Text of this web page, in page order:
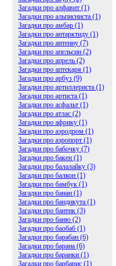
Загадки про алфавит (1)
Загадки про альписниста (1)
Загадки про амбар (1)
Загадки про антарктиду (1)
Загадки про антенну (7)
Загадки про апельсин (2)
Загадки про апрель (2)
Загадки про аптекаря (1)
Загадки про арбуз (9)
Загадки про артиллериста (1)
Загадки про артиста (1)
Загадки про асфальт (1)
Загадки про атлас (2)
Загадки про африку (1)
Загадки про аэродром (1)
Загадки про аэропорт (1)
Загадки про бабочку (7)
Загадки про бакен (1)
Загадки про балалайку (3)
Загадки про балкон (1)
Загадки про бамбук (1)
Загадки про банан (1)
Загадки про бандикута (1)
Загадки про бантик (3)
Загадки про баню (2)
Загадки про баобаб (1)
Загадки про барабан (6)
Загадки про барана (6)
Загадки про баранки (1)
Загадки про барбарис (1)